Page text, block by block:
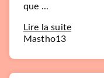
que ...
Lire la suite
Mastho13